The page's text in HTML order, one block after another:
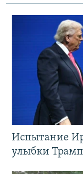
Испытание
улыбки